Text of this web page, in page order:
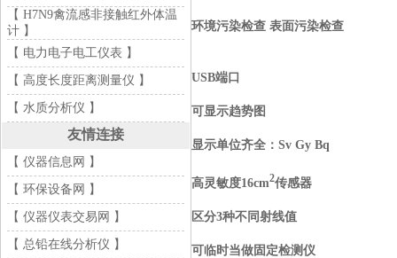
【 H7N9禽流感非接触红外体温
计 】
【 电力电子电工仪表 】
【 高度长度距离测量仪 】
【 水质分析仪 】
友情连接
【 仪器信息网 】
【 环保设备网 】
【 仪器仪表交易网 】
【 总铅在线分析仪 】
环境污染检查 表面污染检查
USB端口
可显示趋势图
显示单位齐全：Sv Gy Bq
高灵敏度16cm2传感器
区分3种不同射线值
可临时当做固定检测仪